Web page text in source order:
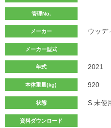
管理No.
メーカー ウッデ
メーカー型式
年式 2021
本体重量(kg) 920
状態 S:未使
資料ダウンロード